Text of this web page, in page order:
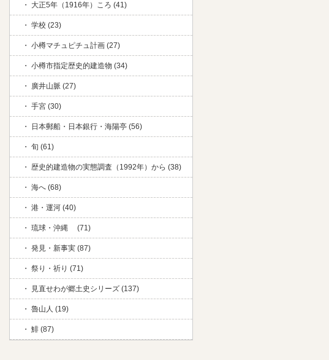
大正5年（1916年）ころ (41)
学校 (23)
小樽マチュピチュ計画 (27)
小樽市指定歴史的建造物 (34)
廣井山脈 (27)
手宮 (30)
日本郵船・日本銀行・海陽亭 (56)
旬 (61)
歴史的建造物の実態調査（1992年）から (38)
海へ (68)
港・運河 (40)
琉球・沖縄 (71)
発見・新事実 (87)
祭り・祈り (71)
見直せわが郷土史シリーズ (137)
魯山人 (19)
鯡 (87)